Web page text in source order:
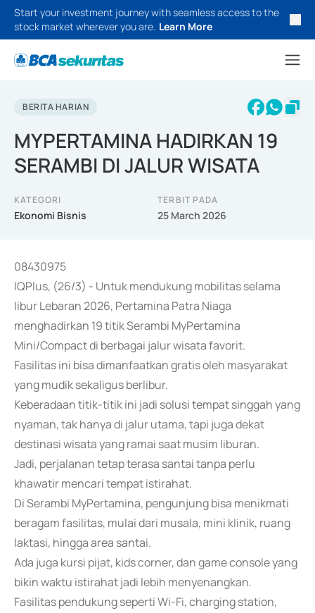
Start your investment journey with seamless access to the
stock market wherever you are. Learn More
BERITA HARIAN
MYPERTAMINA HADIRKAN 19
SERAMBI DI JALUR WISATA
KATEGORI
Ekonomi Bisnis
TERBIT PADA
25 March 2026
08430975
IQPlus, (26/3) - Untuk mendukung mobilitas selama
libur Lebaran 2026, Pertamina Patra Niaga
menghadirkan 19 titik Serambi MyPertamina
Mini/Compact di berbagai jalur wisata favorit.
Fasilitas ini bisa dimanfaatkan gratis oleh masyarakat
yang mudik sekaligus berlibur.
Keberadaan titik-titik ini jadi solusi tempat singgah yang
nyaman, tak hanya di jalur utama, tapi juga dekat
destinasi wisata yang ramai saat musim liburan.
Jadi, perjalanan tetap terasa santai tanpa perlu
khawatir mencari tempat istirahat.
Di Serambi MyPertamina, pengunjung bisa menikmati
beragam fasilitas, mulai dari musala, mini klinik, ruang
laktasi, hingga area santai.
Ada juga kursi pijat, kids corner, dan game console yang
bikin waktu istirahat jadi lebih menyenangkan.
Fasilitas pendukung seperti Wi-Fi, charging station,